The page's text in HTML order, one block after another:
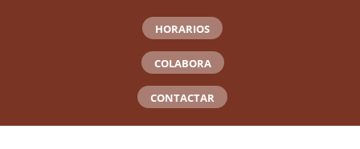
HORARIOS
COLABORA
CONTACTAR